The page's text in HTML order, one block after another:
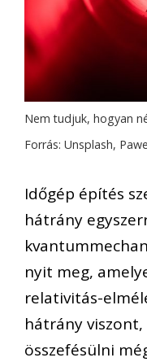
Nem tudjuk, hogyan
Forrás: Unsplash,
Időgép építés
hátrány
nyit meg,
relativitás-
hátrány
összefésülni